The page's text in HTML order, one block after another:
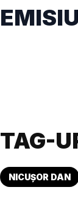
TAG-
NICUȘOR DAN